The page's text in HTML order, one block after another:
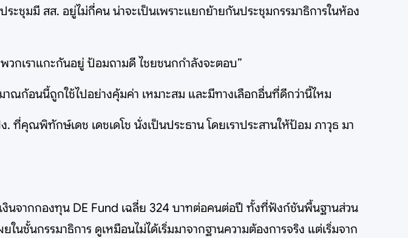
ชุมมี สส. อยู่ไม่กี่คน น่าจะเป็นเพราะแยกย้ายกันประชุมกรรมาธิการในห้อง
กเราแกะกันอยู่ ป้อมถามดี ไชยชนกกำลังจะตอบ”
ณก้อนนี้ถูกใช้ไปอย่างคุ้มค่า เหมาะสม และมีทางเลือกอื่นที่ดีกว่านี้ไหม
ที่คุณพิทักษ์เดช เดชเดโช นั่งเป็นประธาน โดยเราประสานให้ป้อม ภาวุธ มา
งินจากกองทุน DE Fund เฉลี่ย 324 บาทต่อคนต่อปี ทั้งที่ฟังก์ชันพื้นฐานส่วน
ชั้นกรรมาธิการ ดูเหมือนไม่ได้เริ่มมาจากฐานความต้องการจริง แต่เริ่มจาก